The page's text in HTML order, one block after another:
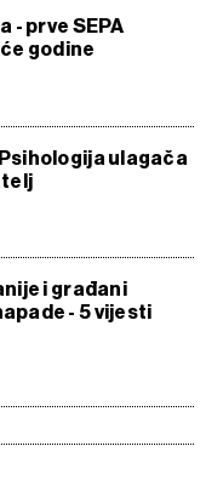
- prve SEPA
godine
ulagača
i građani
- 5 vijesti